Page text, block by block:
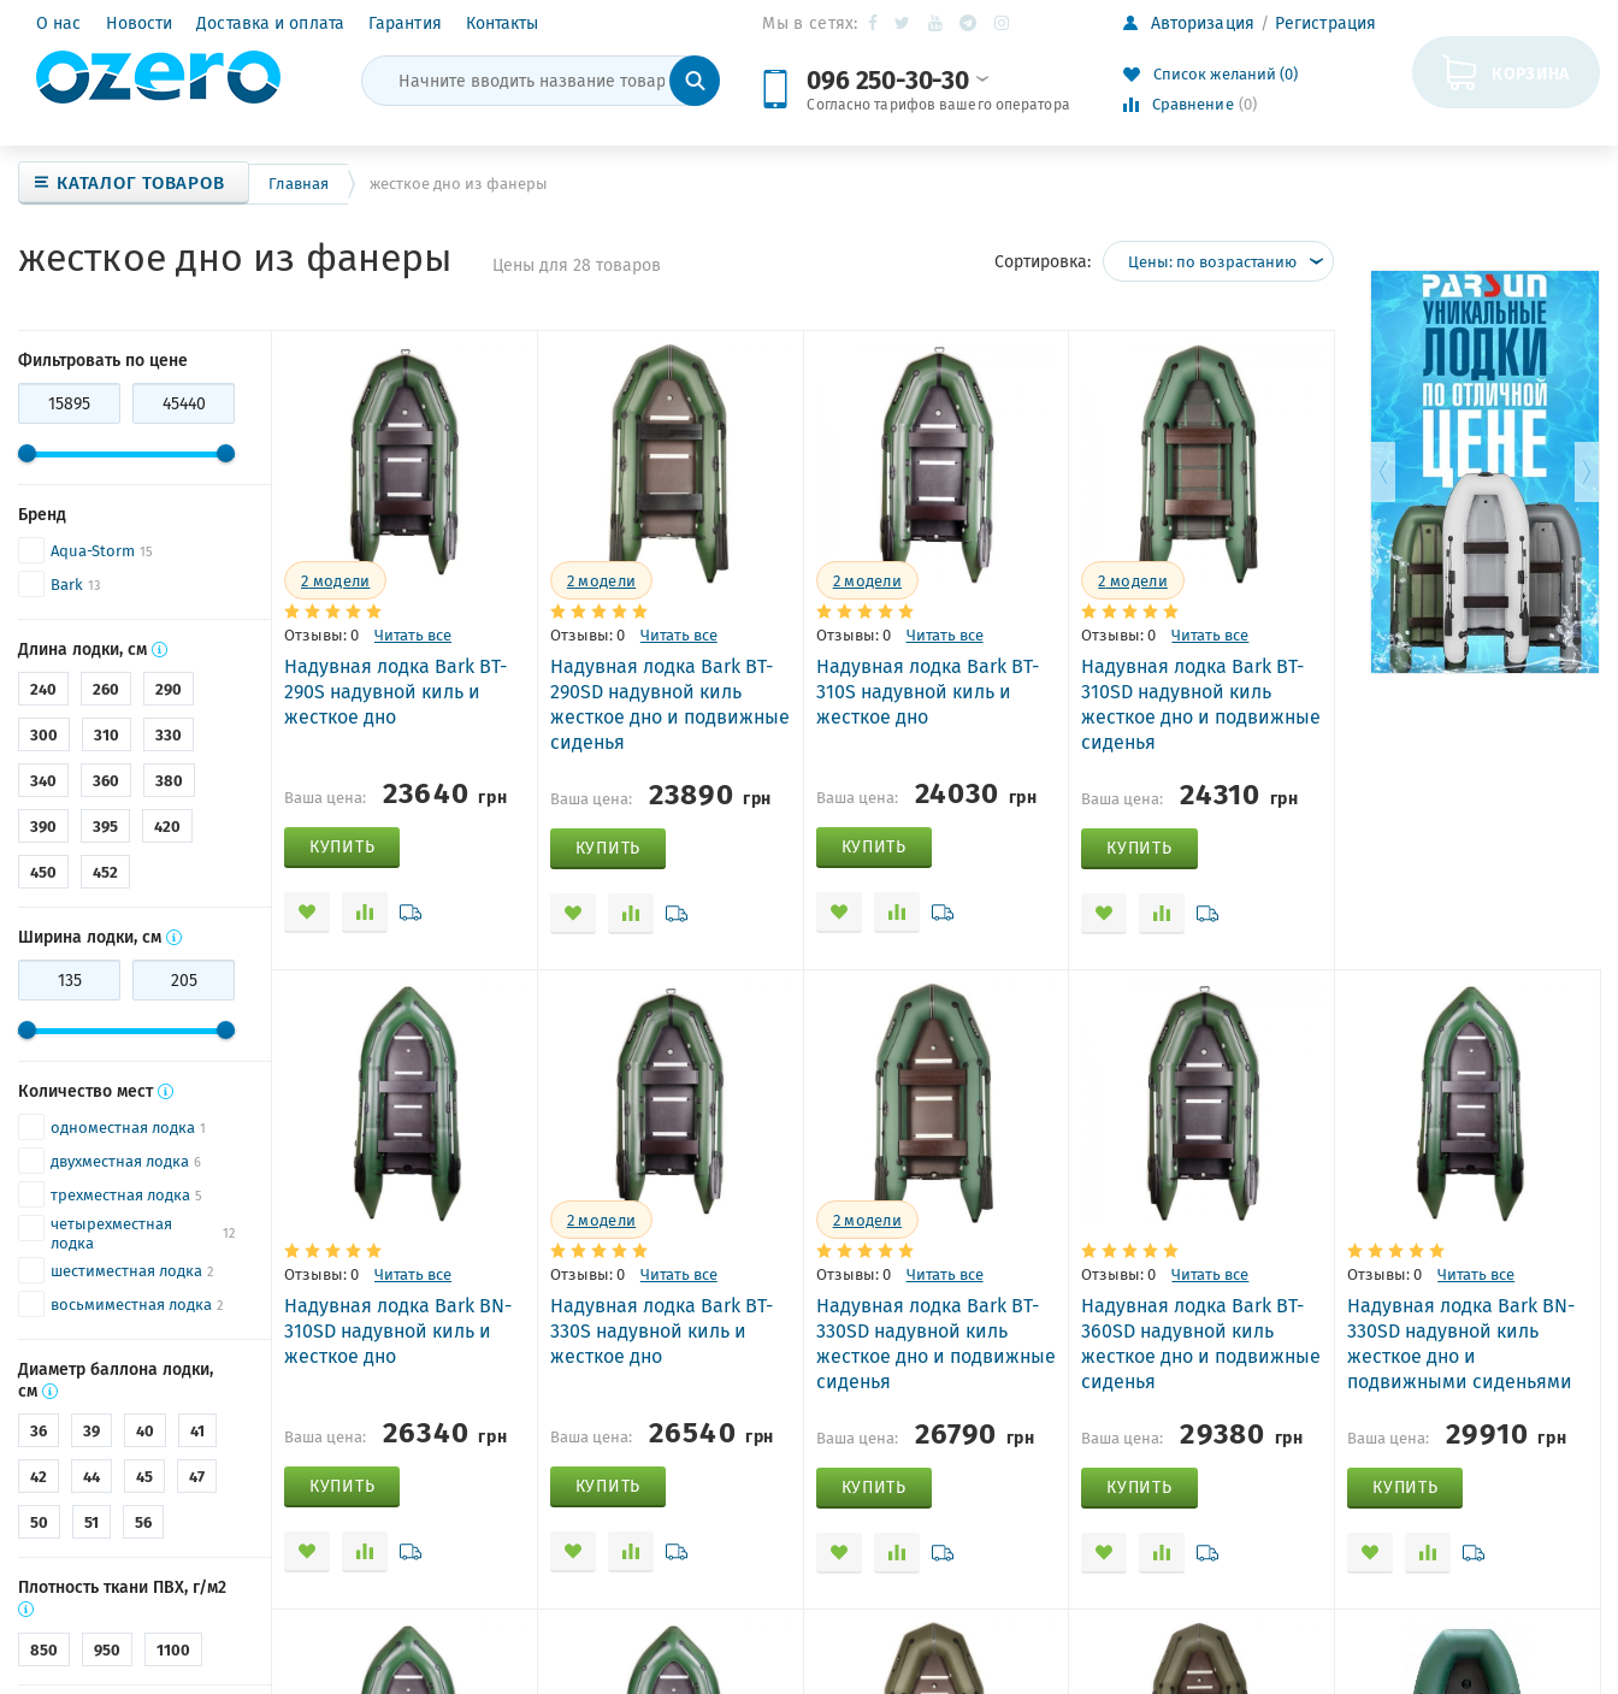
О нас Новости Доставка и оплата Гарантия Контакты Мы в сетях:
096 250-30-30
Согласно тарифов вашего оператора
Авторизация Регистрация
Список желаний (0)
Сравнение (0)
КОРЗИНА
КАТАЛОГ ТОВАРОВ Главная жесткое дно из фанеры
жесткое дно из фанеры Цены для 28 товаров Сортировка: Цены: по возрастанию
Фильтровать по цене
Бренд
Aqua-Storm 15
Bark 13
Длина лодки, см
240 260
290
300
310
330
340
360
380
390
395
420
450
452
Ширина лодки, см
Количество мест
одноместная лодка 1
двухместная лодка 6
трехместная лодка 5
четырехместная
лодка
12
шестиместная лодка 2
восьмиместная лодка 2
Диаметр баллона лодки,
см
36 39 40
41
42
44 45
47
50
51 56
Плотность ткани ПВХ, г/м2
850 950 1100
2 модели
Отзывы: 0 Читать все
Надувная лодка Bark BT-
290S надувной киль и
жесткое дно
Ваша цена: 23640грн
КУПИТЬ
2модели
Отзывы: 0 Читать все
Надувная лодка Bark BT-
290SD надувной киль
жесткое дно и подвижные
сиденья
Ваша цена: 23890 грн
КУПИТЬ
2модели
Отзывы: 0 Читать все
Надувная лодка Bark BT-
310S надувной киль и
жесткое дно
Ваша цена: 24030 грн
КУПИТЬ
2 модели
Отзывы: 0 Читать все
Надувная лодка Bark BT-
310SD надувной киль
жесткое дно и подвижные
сиденья
Ваша цена: 24310 грн
КУПИТЬ
Отзывы: 0 Читать все
Надувная лодка Bark BN-
310SD надувной киль и
жесткое дно
Ваша цена: 26340грн
КУПИТЬ
2модели
Отзывы: 0 Читать все
Надувная лодка Bark BT-
330S надувной киль и
жесткое дно
Ваша цена: 26540 грн
КУПИТЬ
2модели
Отзывы: 0 Читать все
Надувная лодка Bark BT-
330SD надувной киль
жесткое дно и подвижные
сиденья
Ваша цена: 26790 грн
КУПИТЬ
Отзывы: 0 Читать все
Надувная лодка Bark BT-
360SD надувной киль
жесткое дно и подвижные
сиденья
Ваша цена: 29380 грн
КУПИТЬ
Отзывы: 0 Читать все
Надувная лодка Bark BN-
330SD надувной киль
жесткое дно и
подвижными сиденьями
Ваша цена: 29910грн
КУПИТЬ